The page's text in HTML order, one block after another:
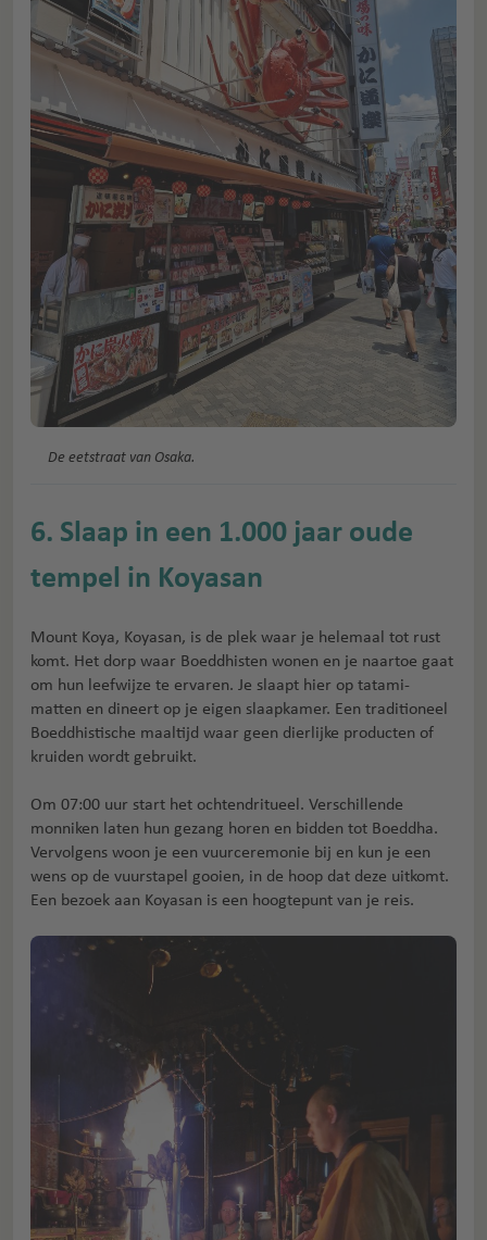
De eetstraat van Osaka.
6. Slaap in een 1.000 jaar oude
tempel in Koyasan
Mount Koya, Koyasan, is de plek waar je helemaal tot rust
komt. Het dorp waar Boeddhisten wonen en je naartoe gaat
om hun leefwijze te ervaren. Je slaapt hier op tatami-
matten en dineert op je eigen slaapkamer. Een traditioneel
Boeddhistische maaltijd waar geen dierlijke producten of
kruiden wordt gebruikt.
Om 07:00 uur start het ochtendritueel. Verschillende
monniken laten hun gezang horen en bidden tot Boeddha.
Vervolgens woon je een vuurceremonie bij en kun je een
wens op de vuurstapel gooien, in de hoop dat deze uitkomt.
Een bezoek aan Koyasan is een hoogtepunt van je reis.